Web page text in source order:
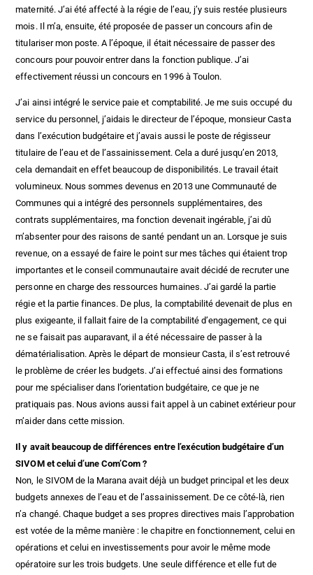
maternité. J’ai été affecté à la régie de l’eau, j’y suis restée plusieurs
mois. Il m’a, ensuite, été proposée de passer un concours afin de
titulariser mon poste. A l’époque, il était nécessaire de passer des
concours pour pouvoir entrer dans la fonction publique. J’ai
effectivement réussi un concours en 1996 à Toulon.
J’ai ainsi intégré le service paie et comptabilité. Je me suis occupé du
service du personnel, j’aidais le directeur de l’époque, monsieur Casta
dans l’exécution budgétaire et j’avais aussi le poste de régisseur
titulaire de l’eau et de l’assainissement. Cela a duré jusqu’en 2013,
cela demandait en effet beaucoup de disponibilités. Le travail était
volumineux. Nous sommes devenus en 2013 une Communauté de
Communes qui a intégré des personnels supplémentaires, des
contrats supplémentaires, ma fonction devenait ingérable, j’ai dû
m’absenter pour des raisons de santé pendant un an. Lorsque je suis
revenue, on a essayé de faire le point sur mes tâches qui étaient trop
importantes et le conseil communautaire avait décidé de recruter une
personne en charge des ressources humaines. J’ai gardé la partie
régie et la partie finances. De plus, la comptabilité devenait de plus en
plus exigeante, il fallait faire de la comptabilité d’engagement, ce qui
ne se faisait pas auparavant, il a été nécessaire de passer à la
dématérialisation. Après le départ de monsieur Casta, il s’est retrouvé
le problème de créer les budgets. J’ai effectué ainsi des formations
pour me spécialiser dans l’orientation budgétaire, ce que je ne
pratiquais pas. Nous avions aussi fait appel à un cabinet extérieur pour
m’aider dans cette mission.
Il y avait beaucoup de différences entre l’exécution budgétaire d’un
SIVOM et celui d’une Com’Com ?
Non, le SIVOM de la Marana avait déjà un budget principal et les deux
budgets annexes de l’eau et de l’assainissement. De ce côté-là, rien
n’a changé. Chaque budget a ses propres directives mais l’approbation
est votée de la même manière : le chapitre en fonctionnement, celui en
opérations et celui en investissements pour avoir le même mode
opératoire sur les trois budgets. Une seule différence et elle fut de